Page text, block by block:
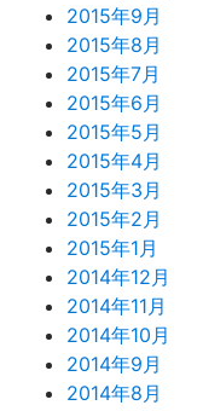
2015年9月
2015年8月
2015年7月
2015年6月
2015年5月
2015年4月
2015年3月
2015年2月
2015年1月
2014年12月
2014年11月
2014年10月
2014年9月
2014年8月